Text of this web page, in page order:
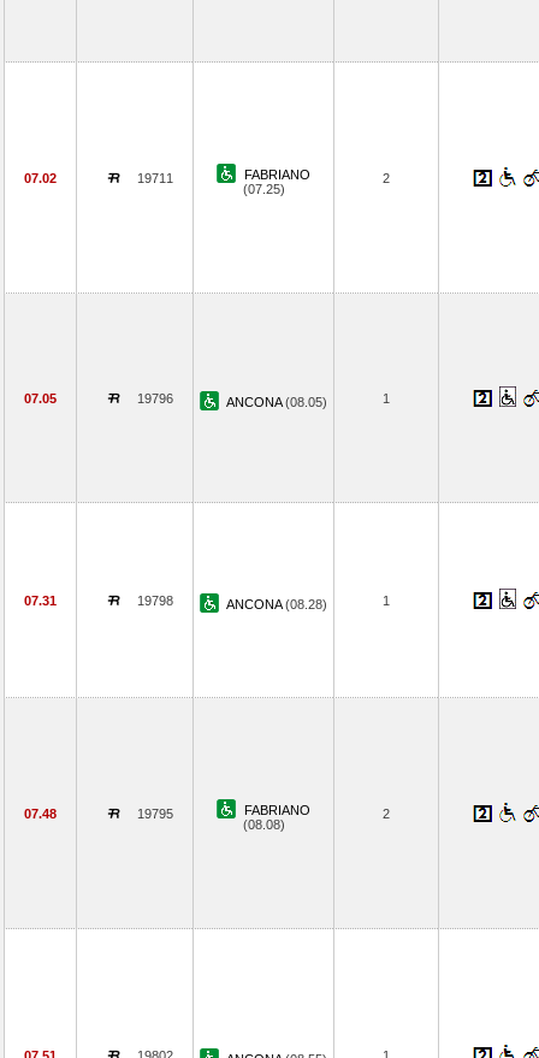
07.02 19711
FABRIANO
(07.25)
2
07.05 19796 ANCONA(08.05) 1
07.31 19798 ANCONA(08.28) 1
07.48 19795
FABRIANO
(08.08)
2